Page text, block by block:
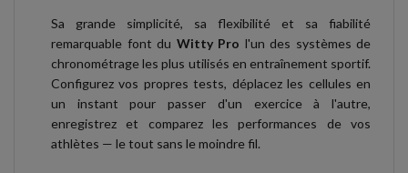
Sa grande simplicité, sa flexibilité et sa fiabilité
remarquable font du Witty Pro l'un des systèmes de
chronométrage les plus utilisés en entraînement sportif.
Configurez vos propres tests, déplacez les cellules en
un instant pour passer d'un exercice à l'autre,
enregistrez et comparez les performances de vos
athlètes — le tout sans le moindre fil.